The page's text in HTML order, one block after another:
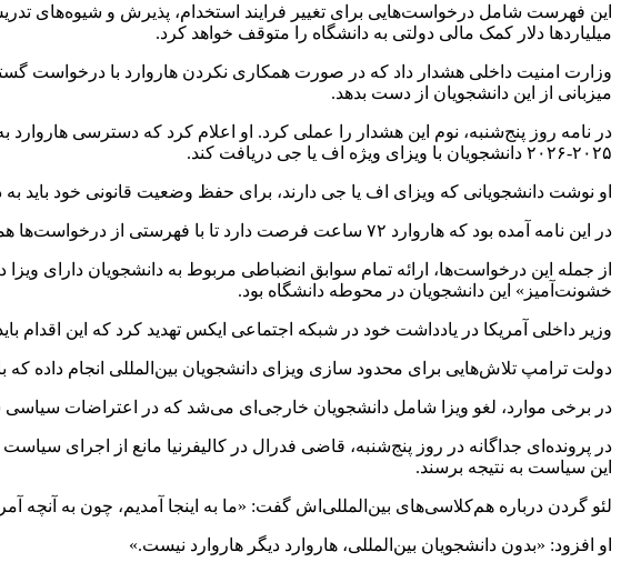
این فهرست شامل درخواست‌هایی برای تغییر فرایند استخدام، پذیرش و شیوه‌های
میلیارد‌ها دلار کمک مالی دولتی به دانشگاه را متوقف خواهد کرد.
وزارت امنیت داخلی هشدار داد که در صورت همکاری نکردن هاروارد با درخواست
میزبانی از این دانشجویان از دست بدهد.
در نامه روز پنج‌شنبه، نوم این هشدار را عملی کرد. او اعلام کرد که دسترسی
۲۰۲۵-۲۰۲۶ دانشجویان با ویزای ویژه اف یا جی دریافت کند.
او نوشت دانشجویانی که ویزای اف یا جی دارند، برای حفظ وضعیت قانونی خود باید
در این نامه آمده بود که هاروارد ۷۲ ساعت فرصت دارد تا با فهرستی از درخواست‌ها همکاری کند تا «فرصتی» برای بررسی مجدد امکان ثبت‌نام دانشجویان بین‌المللی به آن داده شود.
از جمله این درخواست‌ها، ارائه تمام سوابق انضباطی مربوط به دانشجویان دارای
خشونت‌آمیز» این دانشجویان در محوطه دانشگاه بود.
وزیر داخلی آمریکا در یادداشت خود در شبکه اجتماعی ایکس تهدید کرد که این
دولت ترامپ تلاش‌هایی برای محدود سازی ویزای دانشجویان بین‌المللی انجام
در برخی موارد، لغو ویزا شامل دانشجویان خارجی‌ای می‌شد که در اعتراضات سیاسی
در پرونده‌ای جداگانه در روز پنج‌شنبه، قاضی فدرال در کالیفرنیا مانع از اجرای
این سیاست به نتیجه برسند.
لئو گردن درباره هم‌کلاسی‌های بین‌المللی‌اش گفت: «ما به اینجا آمدیم، چون به آنچه
او افزود: «بدون دانشجویان بین‌المللی، هاروارد دیگر هاروارد نیست.»